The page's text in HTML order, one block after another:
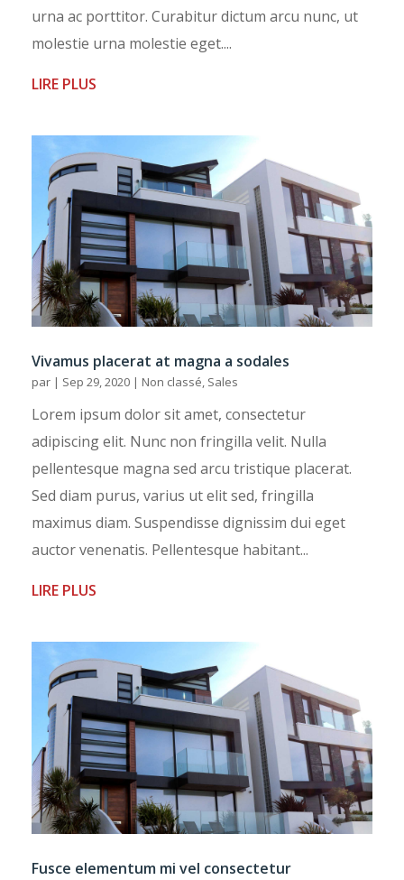
urna ac porttitor. Curabitur dictum arcu nunc, ut
molestie urna molestie eget....
LIRE PLUS
Vivamus placerat at magna a sodales
par | Sep 29, 2020 | Non classé, Sales
Lorem ipsum dolor sit amet, consectetur
adipiscing elit. Nunc non fringilla velit. Nulla
pellentesque magna sed arcu tristique placerat.
Sed diam purus, varius ut elit sed, fringilla
maximus diam. Suspendisse dignissim dui eget
auctor venenatis. Pellentesque habitant...
LIRE PLUS
Fusce elementum mi vel consectetur